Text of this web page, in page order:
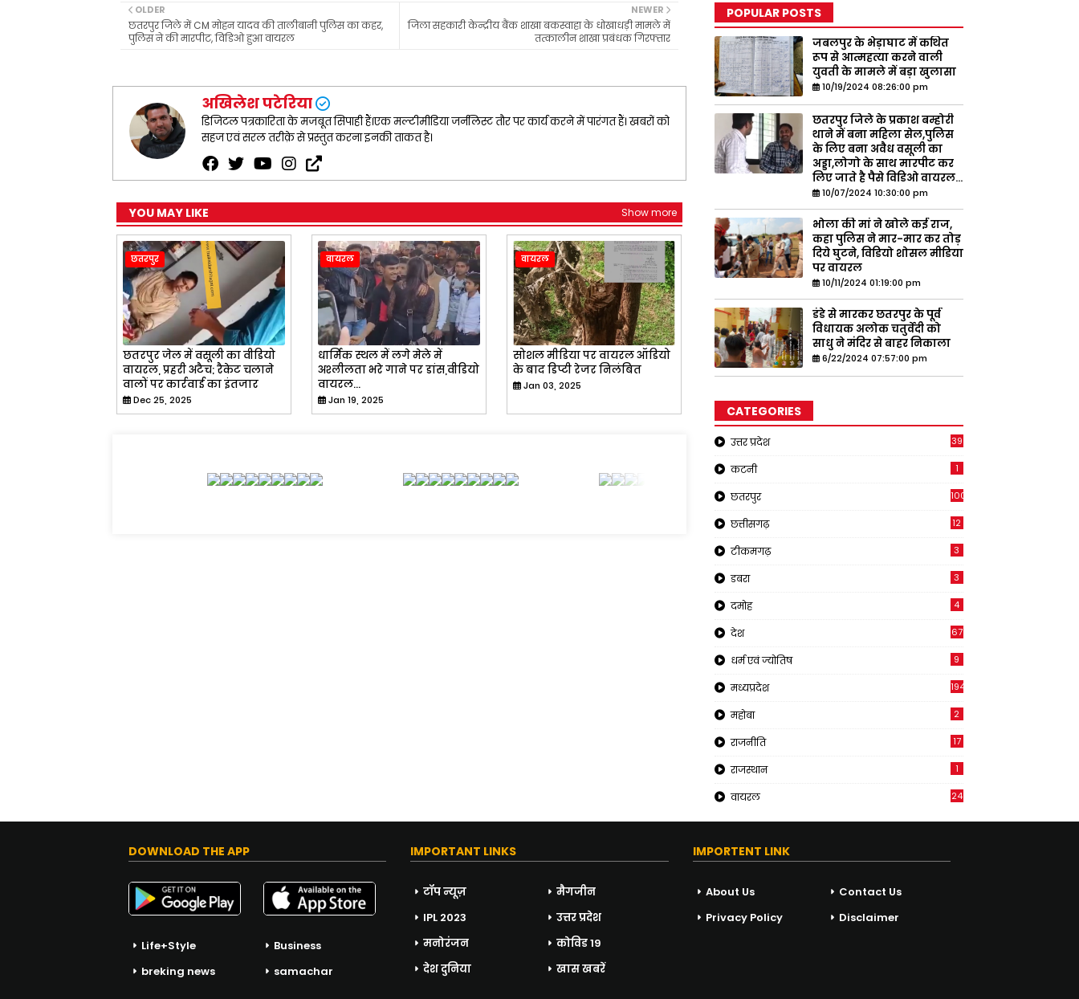
b
o
o
A
p
r
a
m
e
r
NEWER
जिला सहकारी केन्द्रीय बैंक शाखा बकस्वाहा के धोखाधड़ी मामले में
तत्कालीन शाखा प्रबंधक गिरफ्तार
OLDER
छतरपुर जिले में CM मोहन यादव की तालीबानी पुलिस का कहर,
पुलिस ने की मारपीट, विडिओ हुआ वायरल
अखिलेश पटेरिया
डिजिटल पत्रकारिता के मजबूत सिपाही हैं।एक मल्टीमीडिया जर्नलिस्ट तौर पर कार्य करने में पारंगत हैं। खबरों को
सहज एवं सरल तरीक़े से प्रस्तुत करना इनकी ताकत है।
YOU MAY LIKE Show more
छतरपुर
छतरपुर जेल में वसूली का वीडियो
वायरल, प्रहरी अटैच; रैकेट चलाने
वालों पर कार्रवाई का इंतजार
Dec 25, 2025
वायरल
धार्मिक स्थल में लगे मेले में
अश्लीलता भरे गाने पर डांस,वीडियो
वायरल…
Jan 19, 2025
वायरल
सोशल मीडिया पर वायरल ऑडियो
के बाद डिप्टी रेजर निलंबित
Jan 03, 2025
POPULAR POSTS
जबलपुर के भेड़ाघाट में कथित
रूप से आत्महत्या करने वाली
युवती के मामले में बड़ा खुलासा
10/19/2024 08:26:00 pm
छतरपुर जिले के प्रकाश बम्होरी
थाने में बना महिला सेल,पुलिस
के लिए बना अवैध वसूली का
अड्डा,लोगो के साथ मारपीट कर
लिए जाते है पैसे विडिओ वायरल...
10/07/2024 10:30:00 pm
भोला की मां ने खोले कई राज,
कहा पुलिस ने मार-मार कर तोड़
दिये घुटने, विडियो शोसल मीडिया
पर वायरल
10/11/2024 01:19:00 pm
डंडे से मारकर छतरपुर के पूर्व
विधायक अलोक चतुर्वेदी को
साधु ने मंदिर से बाहर निकाला
6/22/2024 07:57:00 pm
CATEGORIES
उत्तर प्रदेश 39
कटनी 1
छतरपुर 1001
छत्तीसगढ़ 12
टीकमगढ़ 3
डबरा 3
दमोह 4
देश 67
धर्म एवं ज्योतिष 9
मध्यप्रदेश 194
महोबा 2
राजनीति 17
राजस्थान 1
वायरल 24
DOWNLOAD THE APP
Life+Style
Business
breking news
samachar
IMPORTANT LINKS
टॉप न्यूज़
मैगजीन
IPL 2023
उत्तर प्रदेश
मनोरंजन
कोविड 19
देश दुनिया
खास खबरें
IMPORTENT LINK
About Us
Contact Us
Privacy Policy
Disclaimer